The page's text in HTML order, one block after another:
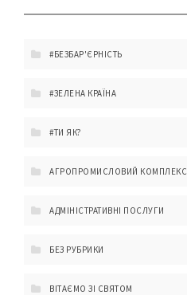
#БЕЗБАР'ЄРНІСТЬ
#ЗЕЛЕНА КРАЇНА
#ТИ ЯК?
АГРОПРОМИСЛОВИЙ КОМПЛЕКС
АДМІНІСТРАТИВНІ ПОСЛУГИ
БЕЗ РУБРИКИ
ВІТАЄМО ЗІ СВЯТОМ